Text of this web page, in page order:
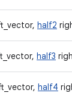
half2
half3
half4